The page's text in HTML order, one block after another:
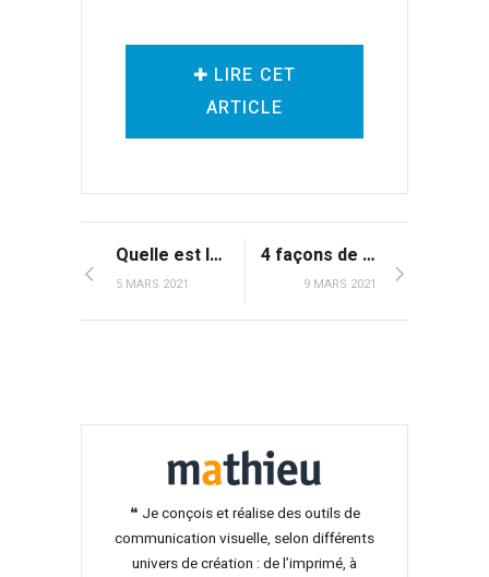
✚ LIRE CET
ARTICLE
Quelle est la différence entre UX Design et ergonomie IHM ?
5 MARS 2021
4 façons de mettre en place le principe de visibilité
9 MARS 2021
❝ Je conçois et réalise des outils de
communication visuelle, selon différents
univers de création : de l’imprimé, à